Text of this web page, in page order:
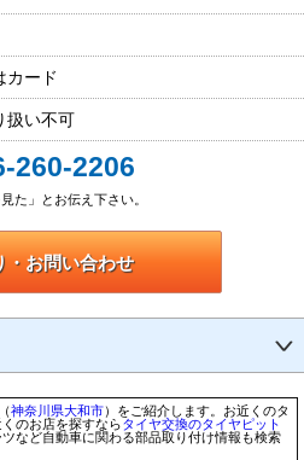
カード
扱い不可
260-2206
た」とお伝え下さい。
・お問い合わせ
神奈川県大和市）をご紹介します。お近くのタ
のお店を探すならタイヤ交換のタイヤピット
など自動車に関わる部品取り付け情報も検索